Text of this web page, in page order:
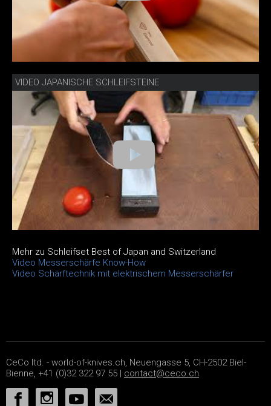
VIDEO JAPANISCHE SCHLEIFSTEINE
Mehr zu Schleifset Best of Japan and Switzerland
Video Messerschärfe Know-How
Video Schärftechnik mit elektrischem Messerschärfer
CeCo ltd. - world-of-knives.ch, Neuengasse 5, CH-2502 Biel-
Bienne, +41 (0)32 322 97 55 | contact@ceco.ch